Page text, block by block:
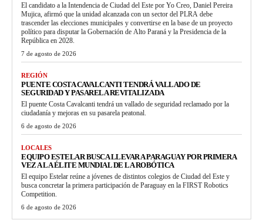
El candidato a la Intendencia de Ciudad del Este por Yo Creo, Daniel Pereira
Mujica, afirmó que la unidad alcanzada con un sector del PLRA debe
trascender las elecciones municipales y convertirse en la base de un proyecto
político para disputar la Gobernación de Alto Paraná y la Presidencia de la
República en 2028.
7 de agosto de 2026
REGIÓN
PUENTE COSTA CAVALCANTI TENDRÁ VALLADO DE
SEGURIDAD Y PASARELA REVITALIZADA
El puente Costa Cavalcanti tendrá un vallado de seguridad reclamado por la
ciudadanía y mejoras en su pasarela peatonal.
6 de agosto de 2026
LOCALES
EQUIPO ESTELAR BUSCA LLEVAR A PARAGUAY POR PRIMERA
VEZ A LA ÉLITE MUNDIAL DE LA ROBÓTICA
El equipo Estelar reúne a jóvenes de distintos colegios de Ciudad del Este y
busca concretar la primera participación de Paraguay en la FIRST Robotics
Competition.
6 de agosto de 2026